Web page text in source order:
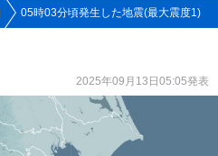
05時03分頃発生した地震(最大震度1)
2025年09月13日05:05発表